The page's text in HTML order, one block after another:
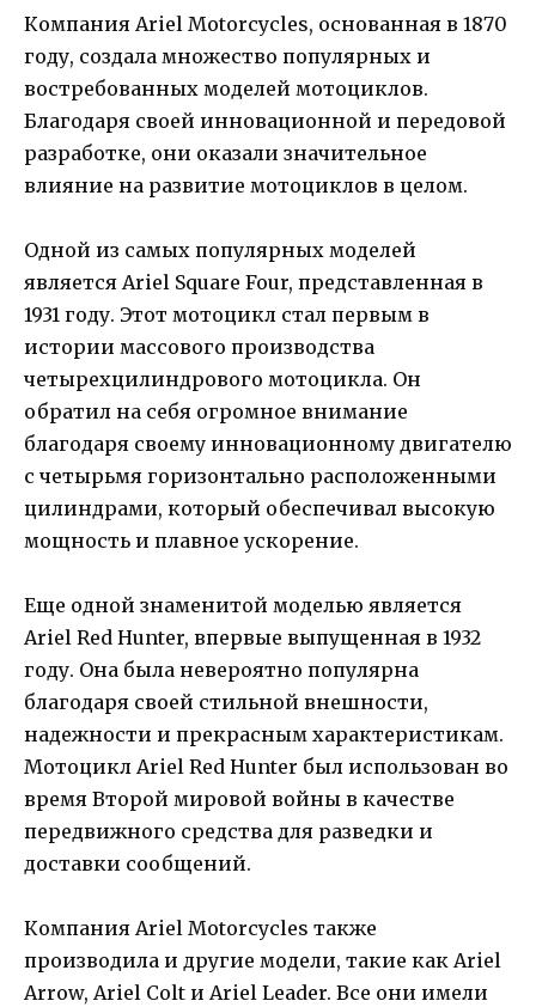
Компания Ariel Motorcycles, основанная в 1870
году, создала множество популярных и
востребованных моделей мотоциклов.
Благодаря своей инновационной и передовой
разработке, они оказали значительное
влияние на развитие мотоциклов в целом.
Одной из самых популярных моделей
является Ariel Square Four, представленная в
1931 году. Этот мотоцикл стал первым в
истории массового производства
четырехцилиндрового мотоцикла. Он
обратил на себя огромное внимание
благодаря своему инновационному двигателю
с четырьмя горизонтально расположенными
цилиндрами, который обеспечивал высокую
мощность и плавное ускорение.
Еще одной знаменитой моделью является
Ariel Red Hunter, впервые выпущенная в 1932
году. Она была невероятно популярна
благодаря своей стильной внешности,
надежности и прекрасным характеристикам.
Мотоцикл Ariel Red Hunter был использован во
время Второй мировой войны в качестве
передвижного средства для разведки и
доставки сообщений.
Компания Ariel Motorcycles также
производила и другие модели, такие как Ariel
Arrow, Ariel Colt и Ariel Leader. Все они имели